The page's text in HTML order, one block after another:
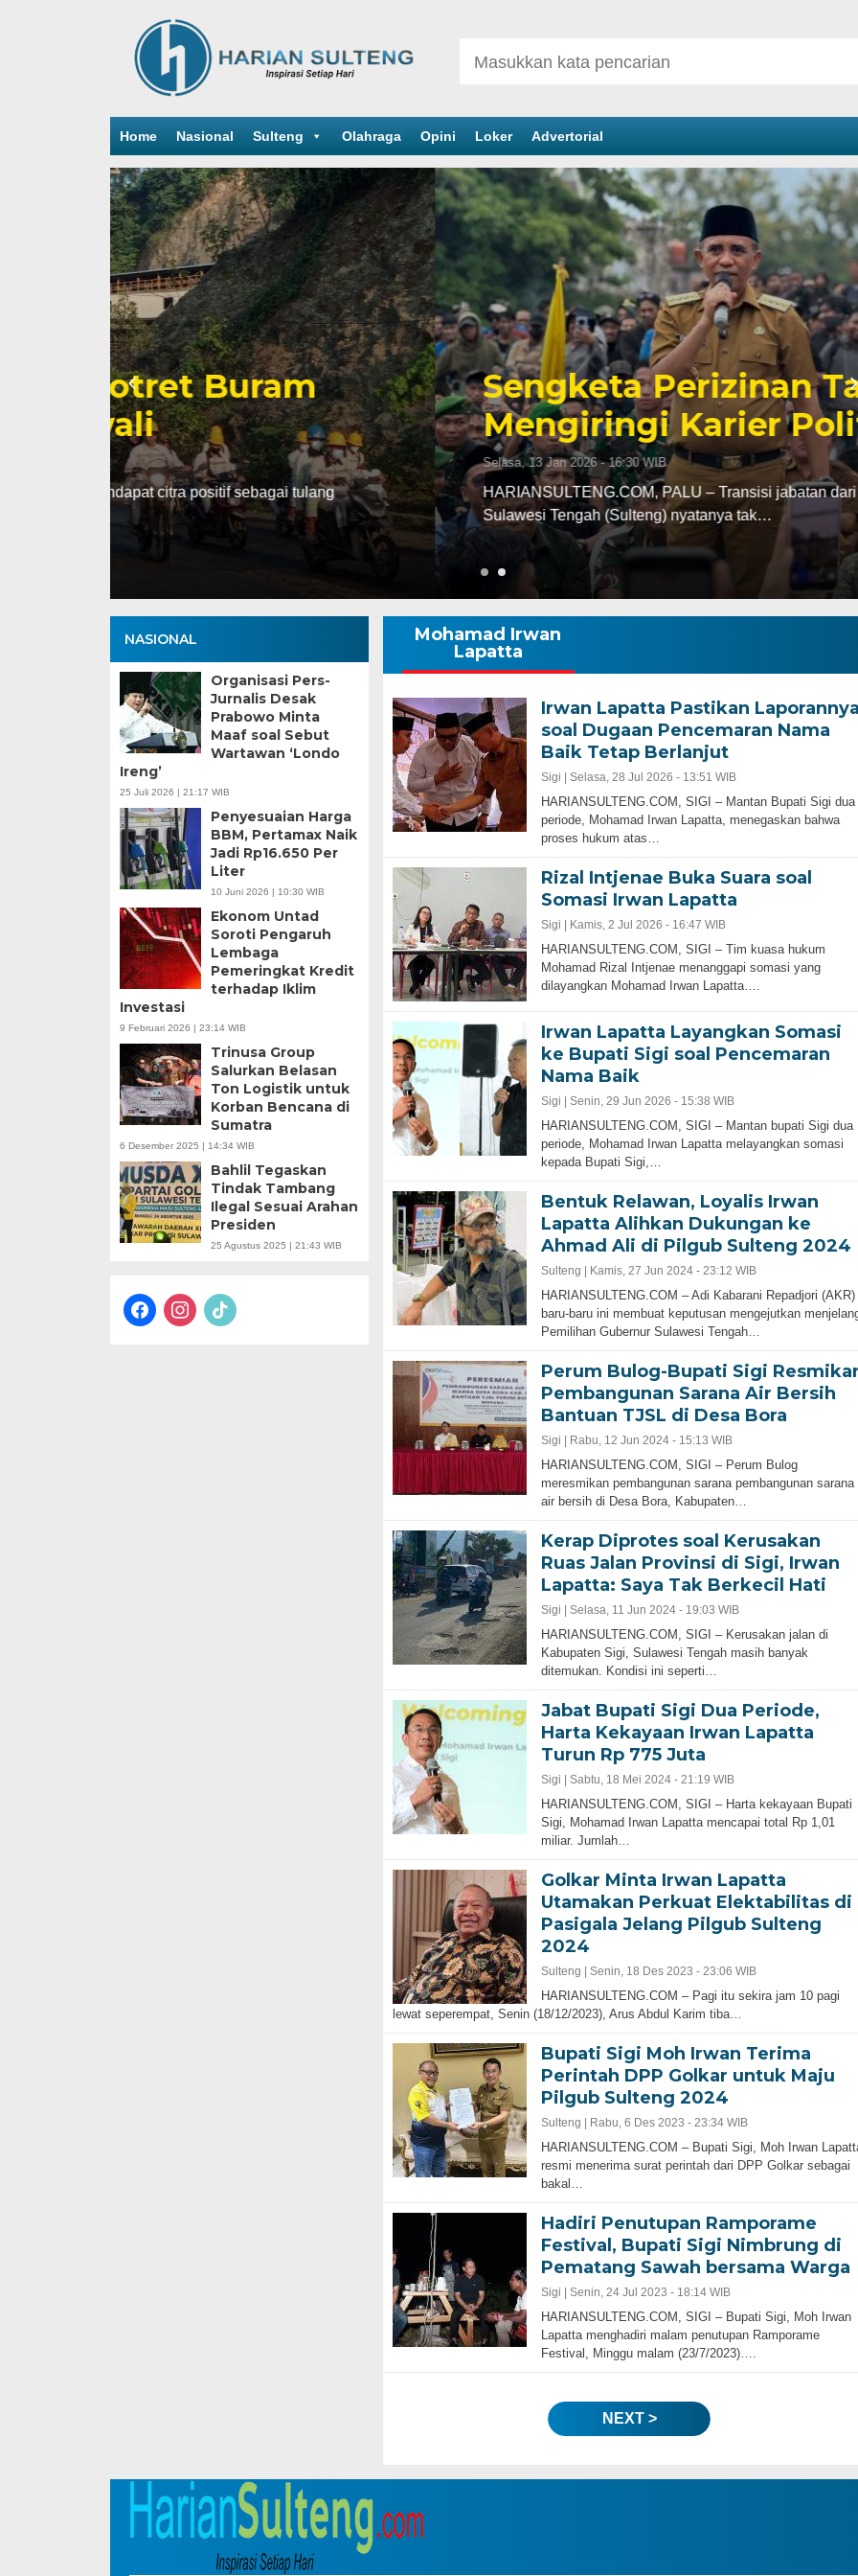
Home Nasional Sulteng Olahraga Opini Loker Advertorial
Sengketa Perizinan Tambang yang
Mengiringi Karier Politik Anwar Hafid
Selasa, 13 Jan 2026 - 16:30 WIB
HARIANSULTENG.COM, PALU – Transisi jabatan dari bupati Morowali ke kursi gubernur
Sulawesi Tengah (Sulteng) nyatanya tak…
NASIONAL
Organisasi Pers-
Jurnalis Desak
Prabowo Minta
Maaf soal Sebut
Wartawan ‘Londo
Ireng’
25 Juli 2026 | 21:17 WIB
Penyesuaian Harga
BBM, Pertamax Naik
Jadi Rp16.650 Per
Liter
10 Juni 2026 | 10:30 WIB
Ekonom Untad
Soroti Pengaruh
Lembaga
Pemeringkat Kredit
terhadap Iklim
Investasi
9 Februari 2026 | 23:14 WIB
Trinusa Group
Salurkan Belasan
Ton Logistik untuk
Korban Bencana di
Sumatra
6 Desember 2025 | 14:34 WIB
Bahlil Tegaskan
Tindak Tambang
Ilegal Sesuai Arahan
Presiden
25 Agustus 2025 | 21:43 WIB
facebookinstagram
tiktok
Mohamad Irwan
Lapatta
Irwan Lapatta Pastikan
soal Dugaan Pencemaran Nama
Baik Tetap Berlanjut
Sigi | Selasa, 28 Jul 2026 - 13:51 WIB
HARIANSULTENG.COM, SIGI – Mantan Bupati Sigi dua
periode, Mohamad Irwan Lapatta, menegaskan bahwa
proses hukum atas…
Rizal Intjenae Buka Suara soal
Somasi Irwan Lapatta
Sigi | Kamis, 2 Jul 2026 - 16:47 WIB
HARIANSULTENG.COM, SIGI – Tim kuasa hukum
Mohamad Rizal Intjenae menanggapi somasi yang
dilayangkan Mohamad Irwan Lapatta….
Irwan Lapatta Layangkan Somasi
ke Bupati Sigi soal Pencemaran
Nama Baik
Sigi | Senin, 29 Jun 2026 - 15:38 WIB
HARIANSULTENG.COM, SIGI – Mantan bupati Sigi dua
periode, Mohamad Irwan Lapatta melayangkan somasi
kepada Bupati Sigi,…
Bentuk Relawan, Loyalis Irwan
Lapatta Alihkan Dukungan ke
Ahmad Ali di Pilgub Sulteng 2024
Sulteng | Kamis, 27 Jun 2024 - 23:12 WIB
HARIANSULTENG.COM – Adi Kabarani Repadjori (AKR)
baru-baru ini membuat keputusan mengejutkan
Pemilihan Gubernur Sulawesi Tengah…
Perum Bulog-Bupati Sigi
Pembangunan Sarana Air Bersih
Bantuan TJSL di Desa Bora
Sigi | Rabu, 12 Jun 2024 - 15:13 WIB
HARIANSULTENG.COM, SIGI – Perum Bulog
meresmikan pembangunan sarana pembangunan sarana
air bersih di Desa Bora, Kabupaten…
Kerap Diprotes soal Kerusakan
Ruas Jalan Provinsi di Sigi, Irwan
Lapatta: Saya Tak Berkecil Hati
Sigi | Selasa, 11 Jun 2024 - 19:03 WIB
HARIANSULTENG.COM, SIGI – Kerusakan jalan di
Kabupaten Sigi, Sulawesi Tengah masih banyak
ditemukan. Kondisi ini seperti…
Jabat Bupati Sigi Dua Periode,
Harta Kekayaan Irwan Lapatta
Turun Rp 775 Juta
Sigi | Sabtu, 18 Mei 2024 - 21:19 WIB
HARIANSULTENG.COM, SIGI – Harta kekayaan Bupati
Sigi, Mohamad Irwan Lapatta mencapai total Rp 1,01
miliar. Jumlah…
Golkar Minta Irwan Lapatta
Utamakan Perkuat Elektabilitas di
Pasigala Jelang Pilgub Sulteng
2024
Sulteng | Senin, 18 Des 2023 - 23:06 WIB
HARIANSULTENG.COM – Pagi itu sekira jam 10 pagi
lewat seperempat, Senin (18/12/2023), Arus Abdul Karim tiba…
Bupati Sigi Moh Irwan Terima
Perintah DPP Golkar untuk Maju
Pilgub Sulteng 2024
Sulteng | Rabu, 6 Des 2023 - 23:34 WIB
HARIANSULTENG.COM – Bupati Sigi, Moh Irwan
resmi menerima surat perintah dari DPP Golkar sebagai
bakal…
Hadiri Penutupan Ramporame
Festival, Bupati Sigi Nimbrung di
Pematang Sawah bersama Warga
Sigi | Senin, 24 Jul 2023 - 18:14 WIB
HARIANSULTENG.COM, SIGI – Bupati Sigi, Moh Irwan
Lapatta menghadiri malam penutupan Ramporame
Festival, Minggu malam (23/7/2023)….
NEXT >